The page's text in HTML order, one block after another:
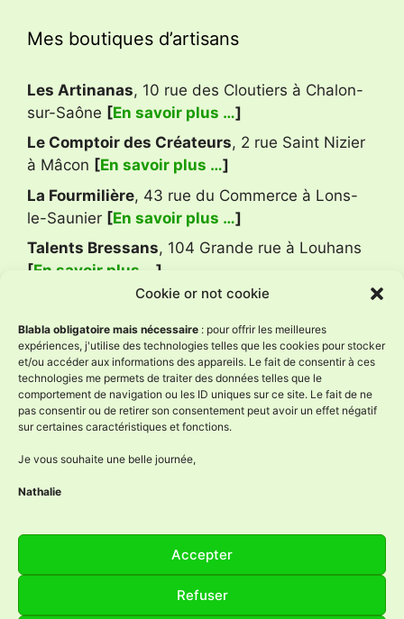
Cookie or not cookie
Blabla obligatoire mais nécessaire : pour offrir les meilleures
expériences, j'utilise des technologies telles que les cookies pour stocker
et/ou accéder aux informations des appareils. Le fait de consentir à ces
technologies me permets de traiter des données telles que le
comportement de navigation ou les ID uniques sur ce site. Le fait de ne
pas consentir ou de retirer son consentement peut avoir un effet négatif
sur certaines caractéristiques et fonctions.
Je vous souhaite une belle journée,
Nathalie
Accepter
Refuser
Mes boutiques d’artisans
Les Artinanas, 10 rue des Cloutiers à Chalon-
sur-Saône [En savoir plus …]
Le Comptoir des Créateurs, 2 rue Saint Nizier
à Mâcon [En savoir plus …]
La Fourmilière, 43 rue du Commerce à Lons-
le-Saunier [En savoir plus …]
Talents Bressans, 104 Grande rue à Louhans
[En savoir plus … ]
Avis Google
L'Âne à Nath
4.9
Basé sur 59 avis
powered byG oogle
évaluez-nous sur
Réseaux sociaux
Facebook
Instagram
YouTubeLinkedIn